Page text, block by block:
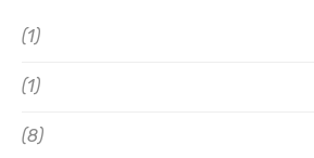
(1)
(1)
(8)